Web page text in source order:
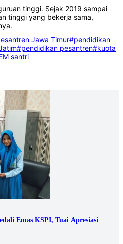
tinggi. Sejak 2019 sampai
tinggi yang bekerja sama,
Jawa Timur#pendidikan
#pendidikan pesantren#kuota
santri
Emas KSPI, Tuai Apresiasi